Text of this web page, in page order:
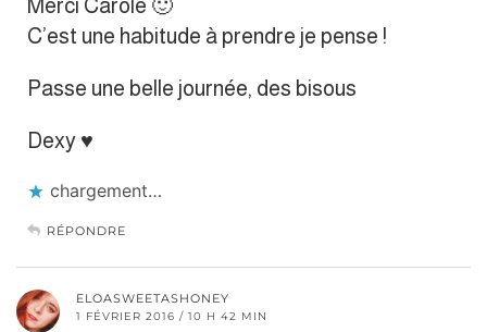
Merci Carole 🙂
C’est une habitude à prendre je pense !
Passe une belle journée, des bisous
Dexy ♥
chargement…
RÉPONDRE
ELOASWEETASHONEY
1 FÉVRIER 2016 / 10 H 42 MIN